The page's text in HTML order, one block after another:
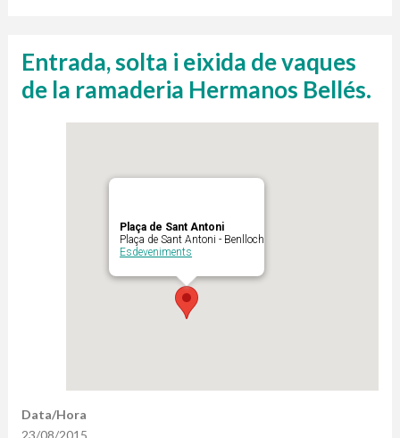
Entrada, solta i eixida de vaques
de la ramaderia Hermanos Bellés.
Plaça de Sant Antoni
Plaça de Sant Antoni - Benlloch
Esdeveniments
Data/Hora
23/08/2015